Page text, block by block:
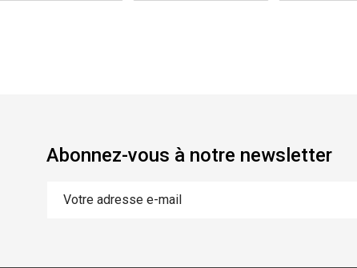
Abonnez-vous à notre newsletter